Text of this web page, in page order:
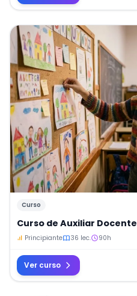
Curso
Curso de Auxiliar Docente
Principiante 36 lec. 90h
Ver curso